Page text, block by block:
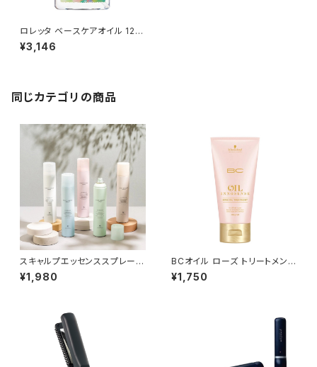
ロレッタ ベースケアオイル 120
ml
¥3,146
同じカテゴリの商品
スキャルプエッセンススプレー 1
80g ≪頭皮＆ボディ用美容液≫
¥1,980
BCオイル ローズ トリートメント
150g
¥1,750